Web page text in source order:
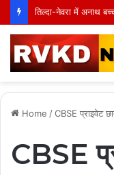
Home /CBSE प्राइवेट
CBSE